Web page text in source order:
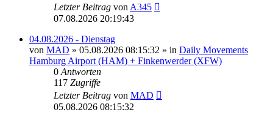
Letzter Beitrag von A345
07.08.2026 20:19:43
04.08.2026 - Dienstag
von MAD » 05.08.2026 08:15:32 » in Daily Movements
Hamburg Airport (HAM) + Finkenwerder (XFW)
0 Antworten
117 Zugriffe
Letzter Beitrag von MAD
05.08.2026 08:15:32